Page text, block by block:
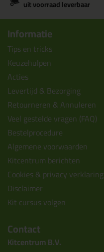
uit voorraad leverbaar
Informatie
Tips en tricks
Keuzehulpen
Acties
Levertijd & Bezorging
Retourneren & Annuleren
Veel gestelde vragen (FAQ)
Bestelprocedure
Algemene voorwaarden
Kitcentrum berichten
Cookies & privacy verklaring
Disclaimer
Kit cursus volgen
Contact
Kitcentrum B.V.